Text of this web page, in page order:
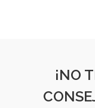
¡NO